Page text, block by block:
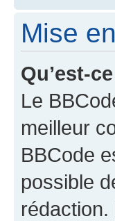
Mise
Qu’est-
Le
meilleur
BBCode
possible
rédaction.